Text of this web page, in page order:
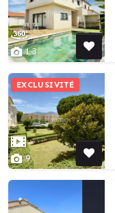
13
9
EXCLUSIVITÉ